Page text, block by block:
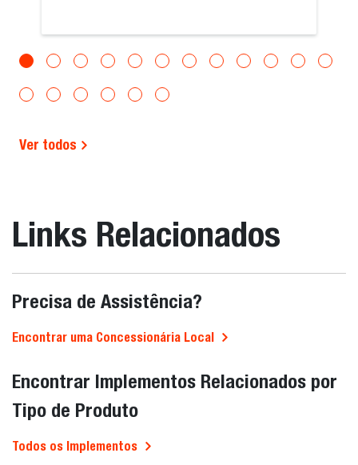
Ver todos
Links Relacionados
Precisa de Assistência?
Encontrar uma Concessionária Local
Encontrar Implementos Relacionados por
Tipo de Produto
Todos os Implementos